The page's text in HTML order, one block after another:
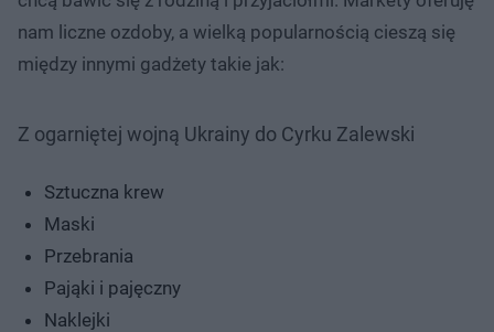
nam liczne ozdoby, a wielką popularnością cieszą się
między innymi gadżety takie jak:
Z ogarniętej wojną Ukrainy do Cyrku Zalewski
Sztuczna krew
Maski
Przebrania
Pająki i pajęczny
Naklejki